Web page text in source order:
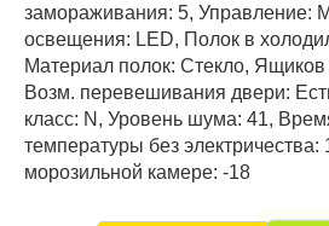
замораживания: 5, Управление:
освещения: LED, Полок в
Материал полок: Стекло,
Возм. перевешивания двери:
класс: N, Уровень шума: 41,
температуры без электричества:
морозильной камере: -18